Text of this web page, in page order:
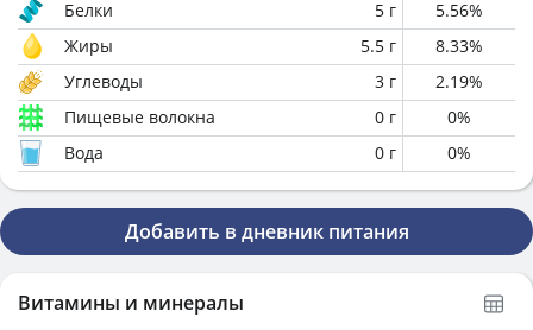
Белки
5 г 5.56%
Жиры
5.5 г 8.33%
Углеводы
3 г 2.19%
Пищевые волокна
0 г 0%
Вода
0 г 0%
Добавить в дневник питания
Витамины и минералы